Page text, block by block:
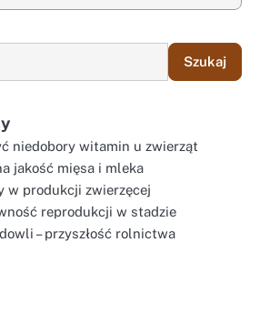
Szukaj
niedobory witamin u zwierząt
jakość mięsa i mleka
w produkcji zwierzęcej
reprodukcji w stadzie
– przyszłość rolnictwa